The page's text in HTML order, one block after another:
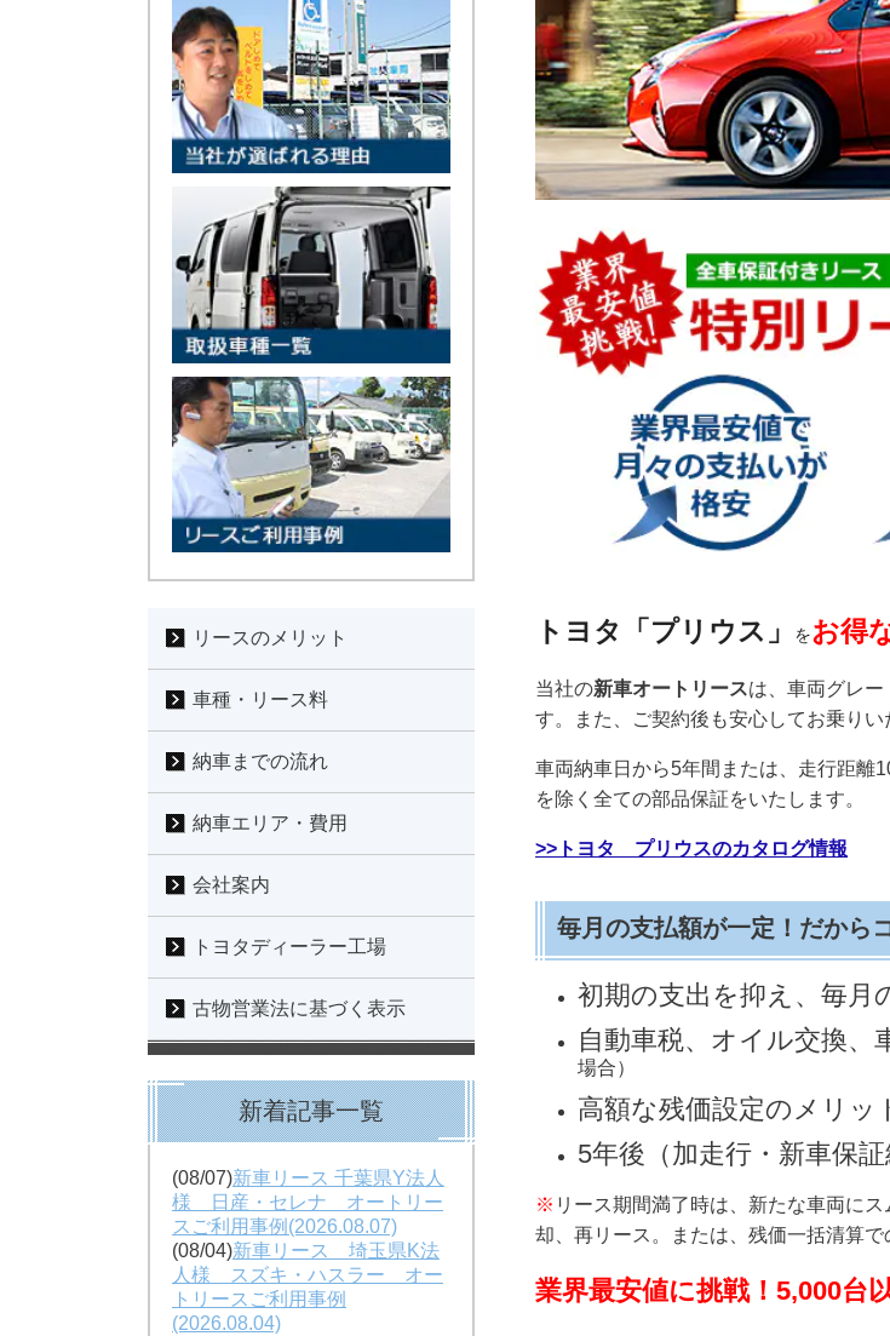
トヨタ「プリウス」 をお得
当社の新車オートリースは、車両グレ
す。また、ご契約後も安心してお乗り
車両納車日から5年間または、走行距離
を除く全ての部品保証をいたします。
>>トヨタ プリウスのカタログ情報
毎月の支払額が一定！だから
初期の支出を抑え、毎月
自動車税、オイル交換、
場合）
高額な残価設定のメリッ
5年後（加走行・新車保
※ リース期間満了時は、新たな車両に
却、再リース。または、残価一括清算
業界最安値に挑戦！5,000台
リースのメリット
車種・リース料
納車までの流れ
納車エリア・費用
会社案内
トヨタディーラー工場
古物営業法に基づく表示
新着記事一覧
(08/07)新車リース 千葉県Y法人
様 日産・セレナ オートリー
スご利用事例(2026.08.07)
(08/04)新車リース 埼玉県K法
人様 スズキ・ハスラー オー
トリースご利用事例
(2026.08.04)